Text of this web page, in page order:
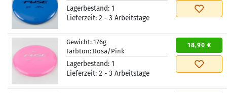
Lagerbestand: 1
Lieferzeit: 2 - 3 Arbeitstage
Gewicht: 176g
Farbton: Rosa/Pink
Lagerbestand: 1
Lieferzeit: 2 - 3 Arbeitstage
18,90 €